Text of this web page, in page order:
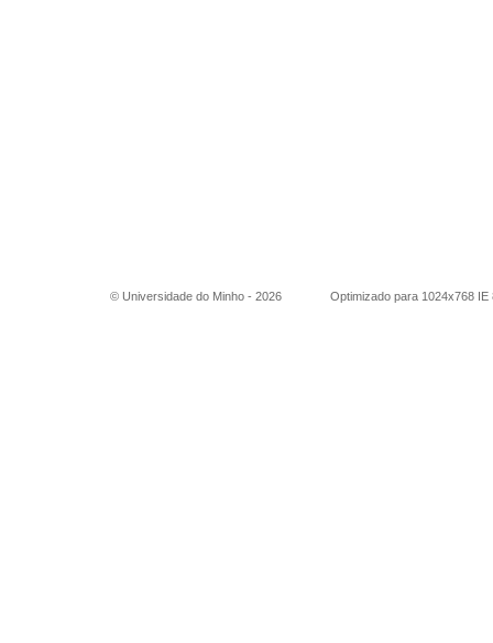
© Universidade do Minho - 2026 Optimizado para 1024x768 IE